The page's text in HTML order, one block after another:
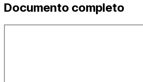
Documento completo